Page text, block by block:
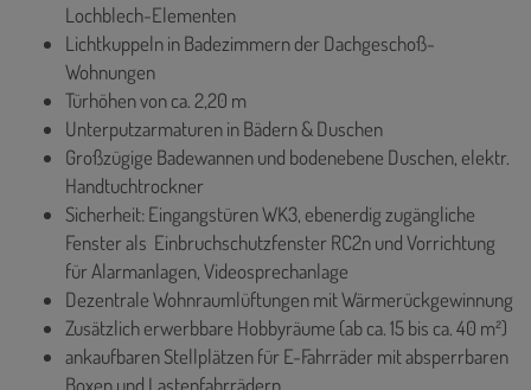
Lochblech-Elementen
Lichtkuppeln in Badezimmern der Dachgeschoß-
Wohnungen
Türhöhen von ca. 2,20 m
Unterputzarmaturen in Bädern & Duschen
Großzügige Badewannen und bodenebene Duschen, elektr.
Handtuchtrockner
Sicherheit: Eingangstüren WK3, ebenerdig zugängliche
Fenster als Einbruchschutzfenster RC2n und Vorrichtung
für Alarmanlagen, Videosprechanlage
Dezentrale Wohnraumlüftungen mit Wärmerückgewinnung
Zusätzlich erwerbbare Hobbyräume (ab ca. 15 bis ca. 40 m²)
ankaufbaren Stellplätzen für E-Fahrräder mit absperrbaren
Boxen und Lastenfahrrädern